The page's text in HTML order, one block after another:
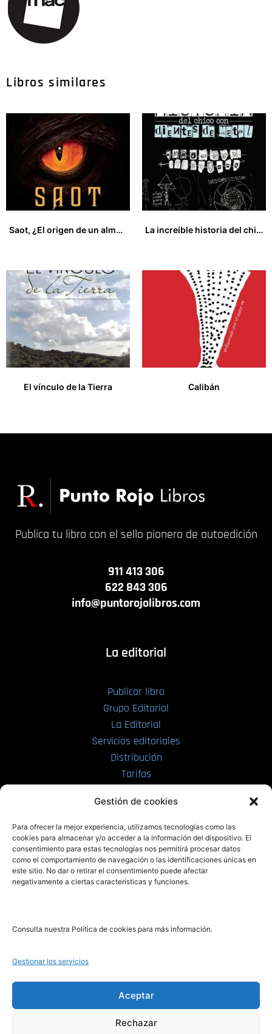
Gestión de cookies
Para ofrecer la mejor experiencia, utilizamos tecnologías como las
cookies para almacenar y/o acceder a la información del dispositivo. El
consentimiento para estas tecnologías nos permitirá procesar datos
como el comportamiento de navegación o las identificaciones únicas en
este sitio. No dar o retirar el consentimiento puede afectar
negativamente a ciertas características y funciones.
Consulta nuestra Política de cookies para más información.
Gestionar los servicios
Aceptar
Rechazar
Libros similares
Saot, ¿El origen de un alma oscura?
La increíble historia del chico con dientes de metal
El vínculo de la Tierra
Calibán
Publica tu libro con el sello pionero de autoedición
911 413 306
622 843 306
info@puntorojolibros.com
La editorial
Publicar libro
Grupo Editorial
La Editorial
Servicios editoriales
Distribución
Tarifas
PRL | Films
PRL | Play
PRL | LAB
Noticias
Legal
Aviso Legal